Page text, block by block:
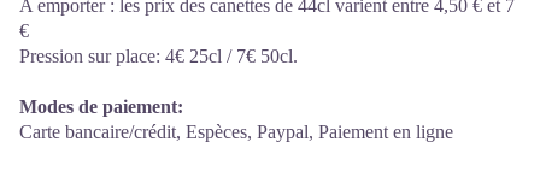
A emporter : les prix des canettes de 44cl varient entre 4,50 € et 7
€
Pression sur place: 4€ 25cl / 7€ 50cl.
Modes de paiement:
Carte bancaire/crédit, Espèces, Paypal, Paiement en ligne